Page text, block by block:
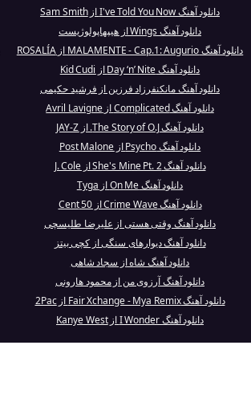
دانلود آهنگ I've Told You Now از Sam Smith
دانلود آهنگ Wings از هیپهاپولوژیست
دانلود آهنگ MALAMENTE - Cap.1: Augurio از ROSALÍA
دانلود آهنگ Day ‘n’ Nite از Kid Cudi
دانلود آهنگ مانکنفرزاد فرزین از فرشید حکیمی
دانلود آهنگ Complicated از Avril Lavigne
دانلود آهنگ The Story of O.J. از JAY-Z
دانلود آهنگ Psycho از Post Malone
دانلود آهنگ She's Mine Pt. 2 از J. Cole
دانلود آهنگ On Me از Tyga
دانلود آهنگ Crime Wave از 50 Cent
دانلود آهنگ وقتی هستی از علیرضا طلیسچی
دانلود آهنگ دیوارهای سنگی از کچی بیتز
دانلود آهنگ شاه از سجاد شاهی
دانلود آهنگ آرزوی من از محمود هارونی
دانلود آهنگ Fair Xchange - Mya Remix از 2Pac
دانلود آهنگ I Wonder از Kanye West